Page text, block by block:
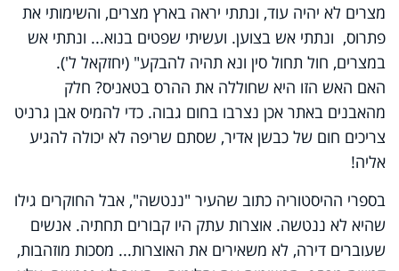
מצרים לא יהיה עוד, ונתתי יראה בארץ מצרים, והשימותי את
פתרוס, ונתתי אש בצוען. ועשיתי שפטים בנוא... ונתתי אש
במצרים, חול תחול סין ונא תהיה להבקע" (יחזקאל ל').
האם האש הזו היא שחוללה את ההרס בטאניס? חלק
מהאבנים באתר אכן נצרבו בחום גבוה. כדי להמיס אבן גרניט
צריכים חום של כבשן אדיר, שסתם שריפה לא יכולה להגיע
אליה!
בספרי ההיסטוריה כתוב שהעיר "ננטשה", אבל החוקרים גילו
שהיא לא ננטשה. אוצרות עתק היו קבורים תחתיה. אנשים
שעוברים דירה, לא משאירים את האוצרות... מסכות מוזהבות,